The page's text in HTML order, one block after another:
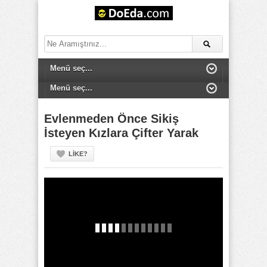
Evlenmeden Önce Sikiş
İsteyen Kızlara Çifter Yarak
LIKE?